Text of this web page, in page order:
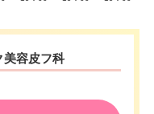
美容皮フ科